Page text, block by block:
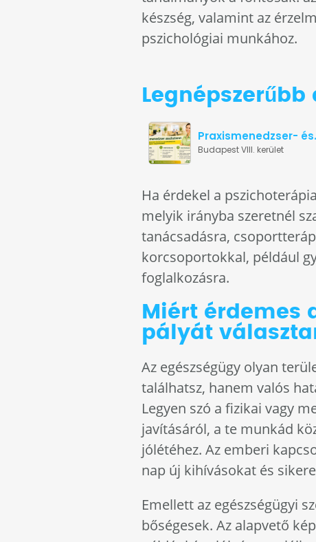
készség, valamint az
pszichológiai munkához.
Praxismenedzser-
Budapest VIII. kerület
Ha érdekel a
melyik irányba szeretnél
tanácsadásra,
korcsoportokkal, például
foglalkozásra.
Miért érdemes
pályát
Az egészségügy olyan
találhatsz, hanem valós
Legyen szó a fizikai vagy
javításáról, a te munkád
jólétéhez. Az emberi
nap új kihívásokat és
Emellett az egészségügyi
bőségesek. Az alapvető